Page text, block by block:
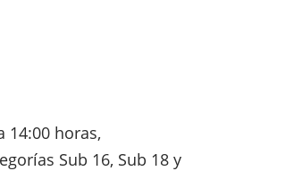
14:00 horas,
Sub 16, Sub 18 y